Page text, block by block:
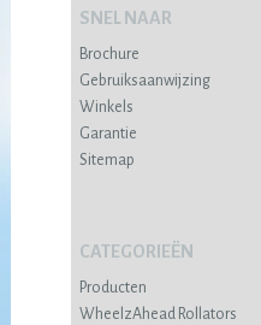
SNEL NAAR
Brochure
Gebruiksaanwijzing
Winkels
Garantie
Sitemap
CATEGORIEËN
Producten
WheelzAhead Rollators